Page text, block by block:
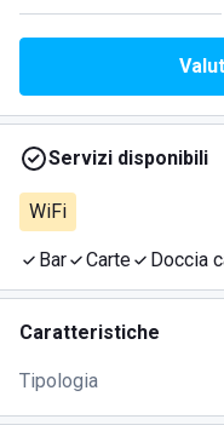
Servizi disponibili
WiFi
Bar Carte Doccia
Caratteristiche
Tipologia